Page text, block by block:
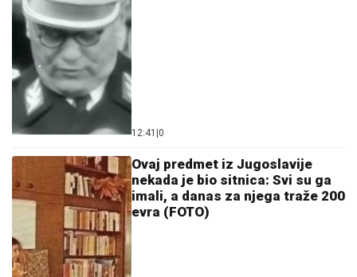
12:41 |0
Ovaj predmet iz Jugoslavije
nekada je bio sitnica: Svi su ga
imali, a danas za njega traže 200
evra (FOTO)